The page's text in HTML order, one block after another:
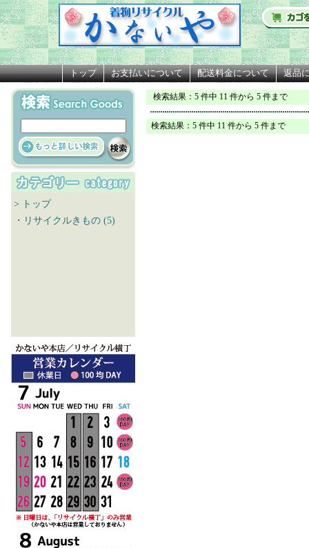
トップ お支払いについて 配送料金について 返品
> トップ
・リサイクルきもの (5)
検索結果 ：5 件中 11 件から 5 件まで
検索結果：5 件中 11 件から 5 件まで